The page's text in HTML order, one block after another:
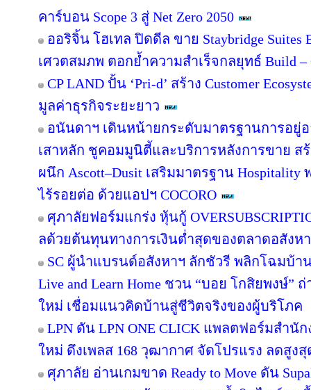
คาร์บอน Scope 3 สู่ Net Zero 2050
ออริจิ้น โฮเทล ปิดดีล ขาย Staybridge Suites
เศวตสมภพ ตอกย้ำความสำเร็จกลยุทธ์ Build –
CP LAND ปั้น ‘Pri-d’ สร้าง Customer
มูลค่าธุรกิจระยะยาว
อนันดาฯ เดินหน้ายกระดับมาตรฐานการอยู่อ
เสาหลัก ชูคอมมูนิตี้และบริการหลังการขาย สร้
ผนึก Ascott–Dusit เสริมมาตรฐาน
ไร้รอยต่อ ด้วยแอปฯ COCORO
ศุภาลัยฟอร์มแกร่ง หุ้นกู้
ลด้วยต้นทุนทางการเงินต่ำสุดของตลาดอสังห
SC ผู้นำแบรนด์อสังหาฯ ลักชัวรี พลิกโฉมบ้า
Live and Learn Home ชวน “บอย โกสิยพงษ์”
ใหม่ เชื่อมแนวคิดบ้านสู่ชีวิตจริงของผู้บริโภค
LPN ดัน LPN ONE CLICK แพลตฟอร์มสำนั
ใหม่ ดึงเพลส 168 วุฒากาศ จัดโปรแรง ลดสูงสุ
ศุภาลัย อ่านเกมขาด Ready to Move ดัน